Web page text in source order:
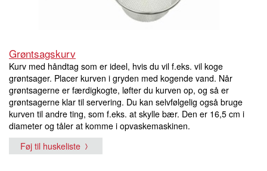
Grøntsagskurv
Kurv med håndtag som er ideel, hvis du vil f.eks. vil koge
grøntsager. Placer kurven i gryden med kogende vand. Når
grøntsagerne er færdigkogte, løfter du kurven op, og så er
grøntsagerne klar til servering. Du kan selvfølgelig også bruge
kurven til andre ting, som f.eks. at skylle bær. Den er 16,5 cm i
diameter og tåler at komme i opvaskemaskinen.
Føj til huskeliste